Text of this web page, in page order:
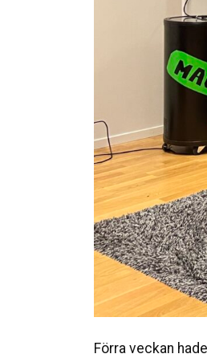
Förra veckan